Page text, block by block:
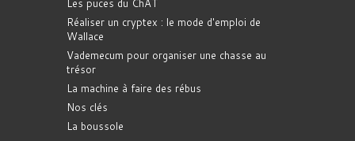
Les puces du ChAT
Réaliser un cryptex : le mode d'emploi de
Wallace
Vademecum pour organiser une chasse au
trésor
La machine à faire des rébus
Nos clés
La boussole